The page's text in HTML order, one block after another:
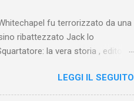
fu terrorizzato da una
ribattezzato Jack lo
la vera storia , edito da
e del East End e a
davvero sconsolante:
LEGGI IL SEGUITO